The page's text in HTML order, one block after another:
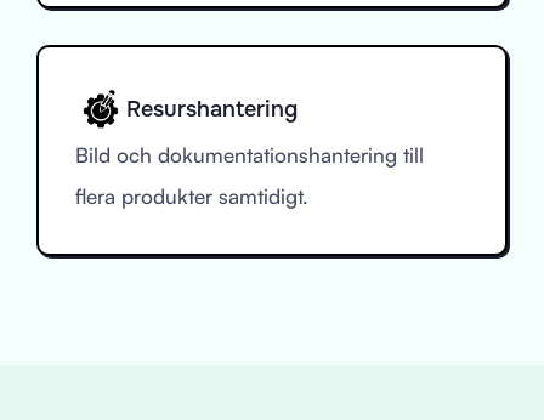
Resurshantering
Bild och dokumentationshantering till
flera produkter samtidigt.